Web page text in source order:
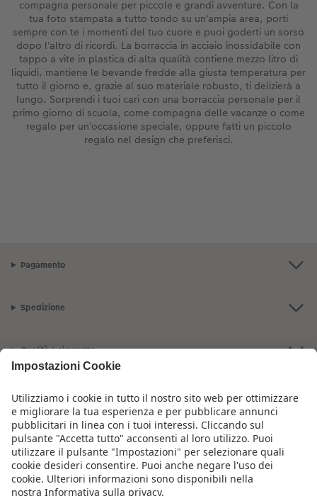
compagna personale per piccole e grandi avventure. Con la
tua foto stampata a tutto tondo su un'ampia area, porti
sempre con te i momenti del tuo cuore e puoi goderti un sorso
dopo l'altro di ricordi. La borraccia in acciaio inossidabile con
tappo a vite in plastica di alta qualità contiene mezzo litro di
liquidi, mantiene le bevande fredde alla giusta temperatura per
tutto il giorno e, grazie al suo materiale robusto, ti delizierà a
lungo. Sorprendi i tuoi cari con una borraccia personale per il
primo giorno di scuola, come compagna delle vacanze o come
regalo per un'occasione speciale, oppure fatti un piccolo
regalo nel design che preferisci.
Pagamento
Spedizione
Qualità e sicurezza
Servizio clienti
L'azienda CEWE
I nostri prodotti